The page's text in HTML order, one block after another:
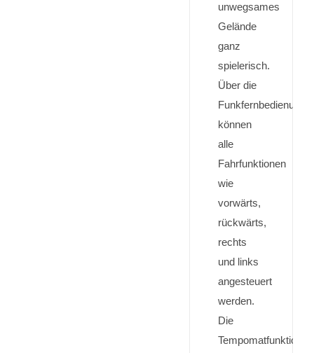
unwegsames
Gelände
ganz
spielerisch.
Über die
Funkfernbedienung,
können
alle
Fahrfunktionen
wie
vorwärts,
rückwärts,
rechts
und links
angesteuert
werden.
Die
Tempomatfunktion,